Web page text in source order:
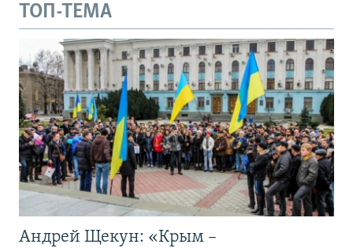
ТОП-ТЕМА
Андрей Щекун: «Крым –